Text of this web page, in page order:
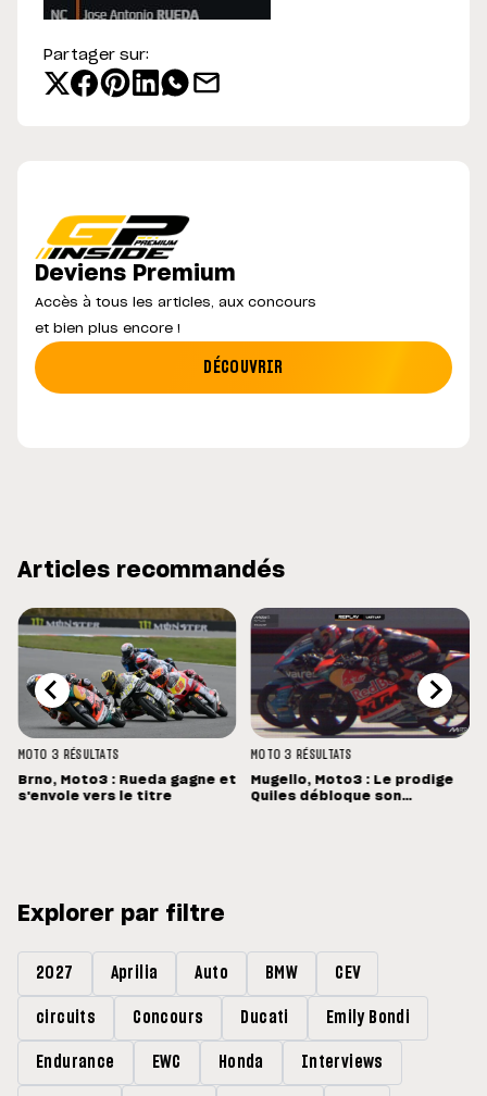
Partager sur:
Deviens Premium
Accès à tous les articles, aux concours
et bien plus encore !
DÉCOUVRIR
Articles recommandés
MOTO 3 RÉSULTATS
Brno, Moto3 : Rueda gagne et
s'envole vers le titre
MOTO 3 RÉSULTATS
Mugello, Moto3 : Le prodige
Quiles débloque son
Explorer par filtre
2027 Aprilia Auto BMW CEV
circuits Concours Ducati Emily Bondi
Endurance EWC Honda Interviews